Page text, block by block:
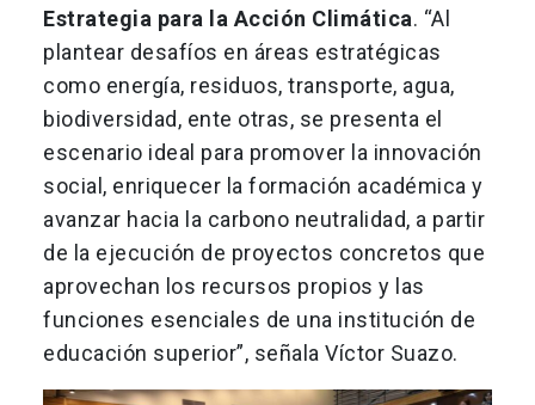
Estrategia para la Acción Climática. “Al
plantear desafíos en áreas estratégicas
como energía, residuos, transporte, agua,
biodiversidad, ente otras, se presenta el
escenario ideal para promover la innovación
social, enriquecer la formación académica y
avanzar hacia la carbono neutralidad, a partir
de la ejecución de proyectos concretos que
aprovechan los recursos propios y las
funciones esenciales de una institución de
educación superior”, señala Víctor Suazo.